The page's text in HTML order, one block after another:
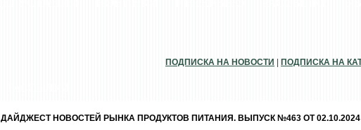
ПОДПИСКА НА НОВОСТИ ПОДПИСКА НА
ДАЙДЖЕСТ НОВОСТЕЙ РЫНКА ПРОДУКТОВ ПИТАНИЯ. ВЫПУСК №463 ОТ 02.10.2024